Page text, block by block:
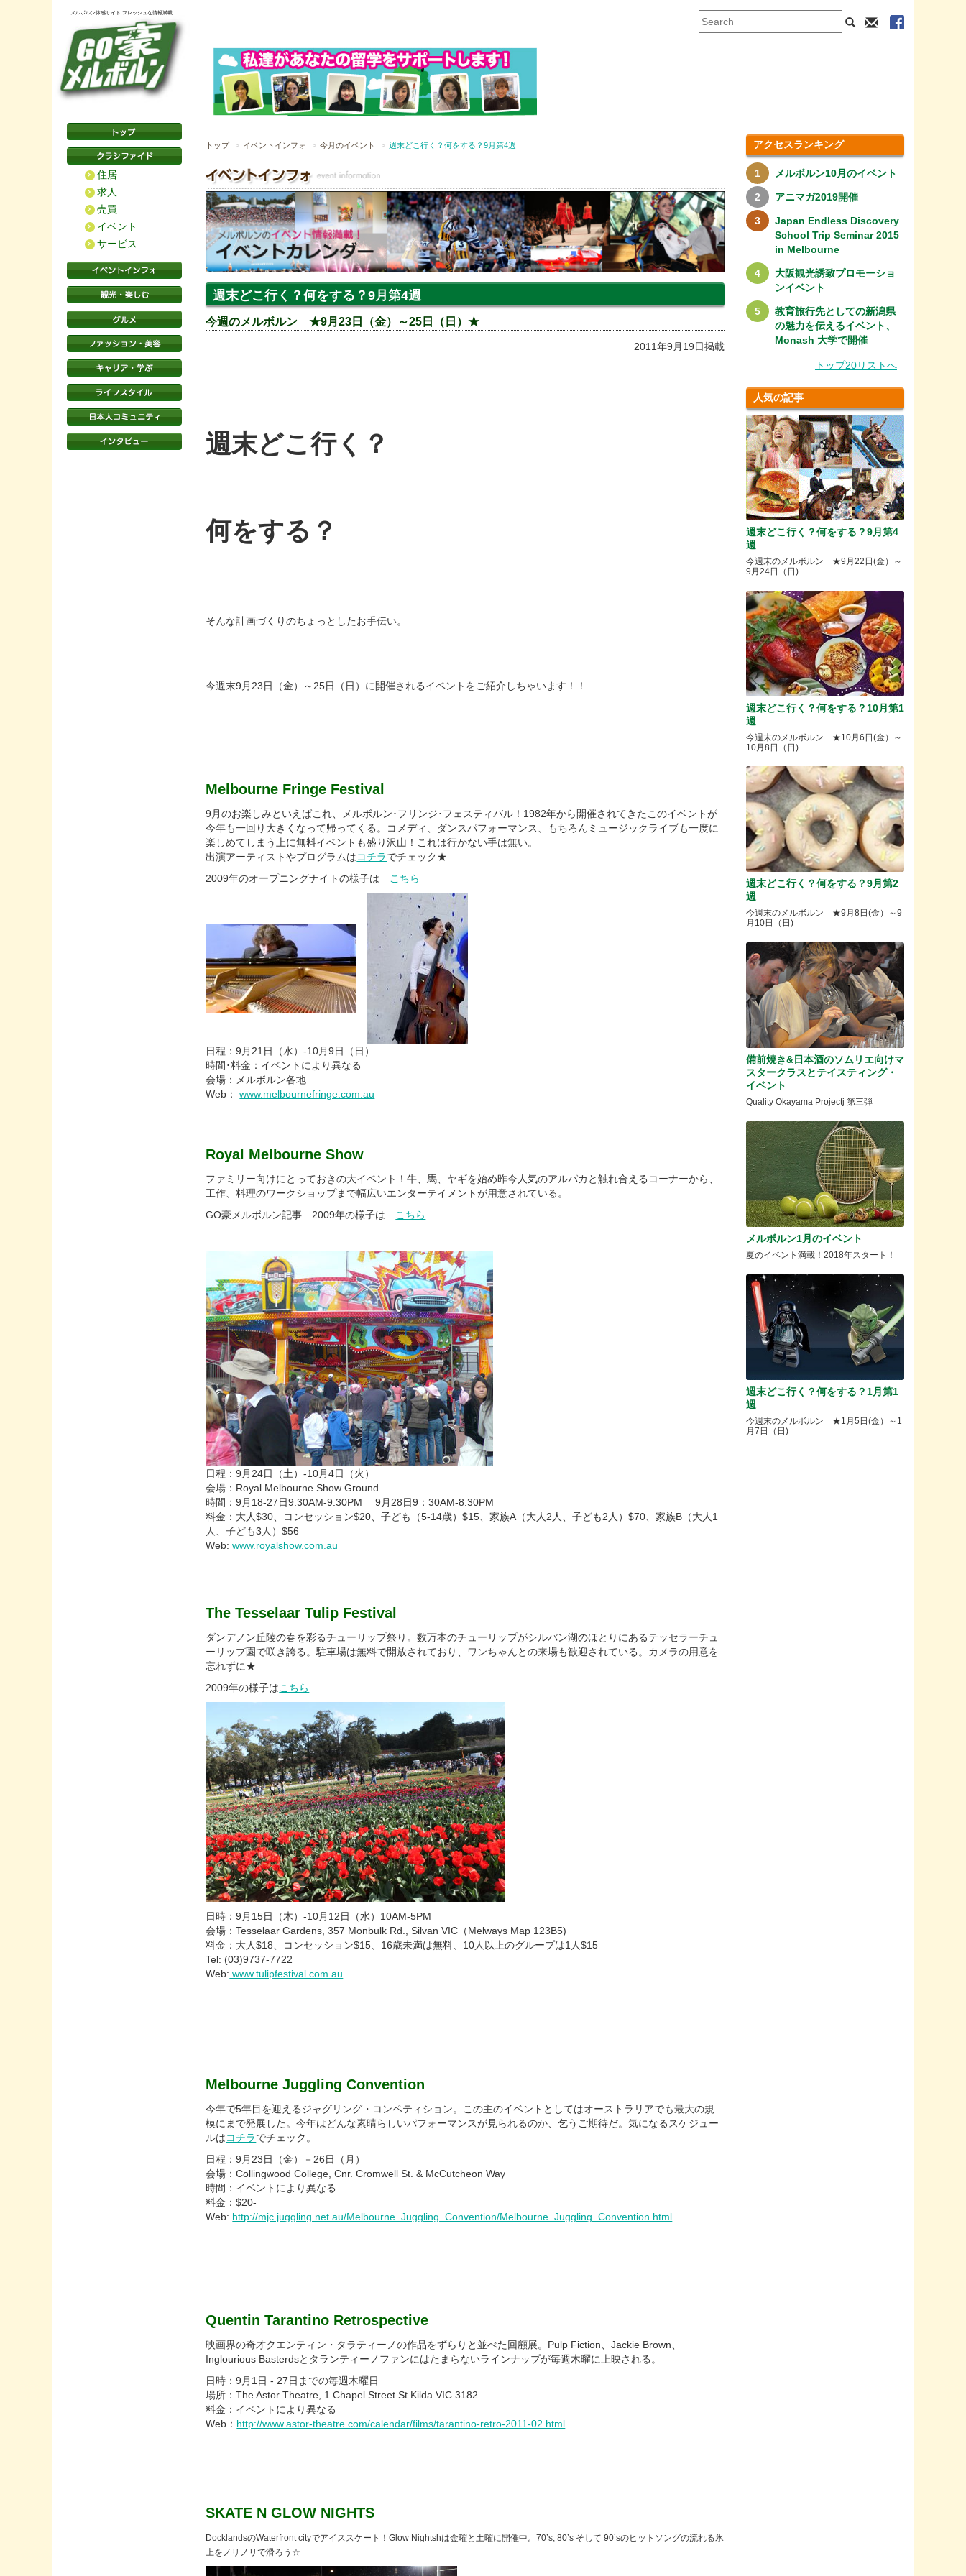
メルボルン体感サイト フレッシュな情報満載
住居
求人
売買
イベント
サービス
トップ イベントインフォ 今月のイベント 週末どこ行く？何をする？9月第4週
週末どこ行く？何をする？9月第4週
今週のメルボルン ★9月23日（金）～25日（日）★
2011年9月19日掲載
週末どこ行く？
何をする？
そんな計画づくりのちょっとしたお手伝い。
今週末9月23日（金）～25日（日）に開催されるイベントをご紹介しちゃいます！！
Melbourne Fringe Festival
9月のお楽しみといえばこれ、メルボルン･フリンジ･フェスティバル！1982年から開催されてきたこのイベントが
今年も一回り大きくなって帰ってくる。コメディ、ダンスパフォーマンス、もちろんミュージックライブも一度に
楽しめてしまう上に無料イベントも盛り沢山！これは行かない手は無い。
出演アーティストやプログラムはコチラでチェック★
2009年のオープニングナイトの様子は こちら
日程：9月21日（水）-10月9日（日）
時間･料金：イベントにより異なる
会場：メルボルン各地
Web：www.melbournefringe.com.au
Royal Melbourne Show
ファミリー向けにとっておきの大イベント！牛、馬、ヤギを始め昨今人気のアルパカと触れ合えるコーナーから、
工作、料理のワークショップまで幅広いエンターテイメントが用意されている。
GO豪メルボルン記事 2009年の様子は こちら
日程：9月24日（土）-10月4日（火）
会場：Royal Melbourne Show Ground
時間：9月18-27日9:30AM-9:30PM 9月28日9：30AM-8:30PM
料金：大人$30、コンセッション$20、子ども（5-14歳）$15、家族A（大人2人、子ども2人）$70、家族B（大人1
人、子ども3人）$56
Web:www.royalshow.com.au
The Tesselaar Tulip Festival
ダンデノン丘陵の春を彩るチューリップ祭り。数万本のチューリップがシルバン湖のほとりにあるテッセラーチュ
ーリップ園で咲き誇る。駐車場は無料で開放されており、ワンちゃんとの来場も歓迎されている。カメラの用意を
忘れずに★
2009年の様子はこちら
日時：9月15日（木）-10月12日（水）10AM-5PM
会場：Tesselaar Gardens, 357 Monbulk Rd., Silvan VIC（Melways Map 123B5)
料金：大人$18、コンセッション$15、16歳未満は無料、10人以上のグループは1人$15
Tel: (03)9737-7722
Web: www.tulipfestival.com.au
Melbourne Juggling Convention
今年で5年目を迎えるジャグリング・コンペティション。この主のイベントとしてはオーストラリアでも最大の規
模にまで発展した。今年はどんな素晴らしいパフォーマンスが見られるのか、乞うご期待だ。気になるスケジュー
ルはコチラでチェック。
日程：9月23日（金）－26日（月）
会場：Collingwood College, Cnr. Cromwell St. & McCutcheon Way
時間：イベントにより異なる
料金：$20-
Web: http://mjc.juggling.net.au/Melbourne_Juggling_Convention/Melbourne_Juggling_Convention.html
Quentin Tarantino Retrospective
映画界の奇才クエンティン・タラティーノの作品をずらりと並べた回顧展。Pulp Fiction、Jackie Brown、
Inglourious Basterdsとタランティーノファンにはたまらないラインナップが毎週木曜に上映される。
日時：9月1日 - 27日までの毎週木曜日
場所：The Astor Theatre, 1 Chapel Street St Kilda VIC 3182
料金：イベントにより異なる
Web： http://www.astor-theatre.com/calendar/films/tarantino-retro-2011-02.html
SKATE N GLOW NIGHTS
DocklandsのWaterfront cityでアイススケート！Glow Nightshは金曜と土曜に開催中。70’s, 80’s そして 90’sのヒットソングの流れる氷
上をノリノリで滑ろう☆
アクセスランキング
メルボルン10月のイベント
アニマガ2019開催
Japan Endless Discovery
School Trip Seminar 2015
in Melbourne
大阪観光誘致プロモーショ
ンイベント
教育旅行先としての新潟県
の魅力を伝えるイベント、
Monash 大学で開催
トップ20リストへ
人気の記事
週末どこ行く？何をする？9月第4
週
今週末のメルボルン ★9月22日(金）～
9月24日（日)
週末どこ行く？何をする？10月第1
週
今週末のメルボルン ★10月6日(金）～
10月8日（日)
週末どこ行く？何をする？9月第2
週
今週末のメルボルン ★9月8日(金）～9
月10日（日)
備前焼き&日本酒のソムリエ向けマ
スタークラスとテイスティング・
イベント
Quality Okayama Projectj 第三弾
メルボルン1月のイベント
夏のイベント満載！2018年スタート！
週末どこ行く？何をする？1月第1
週
今週末のメルボルン ★1月5日(金）～1
月7日（日)